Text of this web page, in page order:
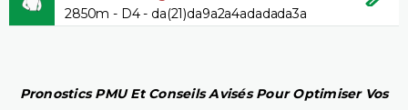
2850m - D4 - da(21)da9a2a4adadada3a
Pronostics PMU Et Conseils Avisés Pour Optimiser Vos